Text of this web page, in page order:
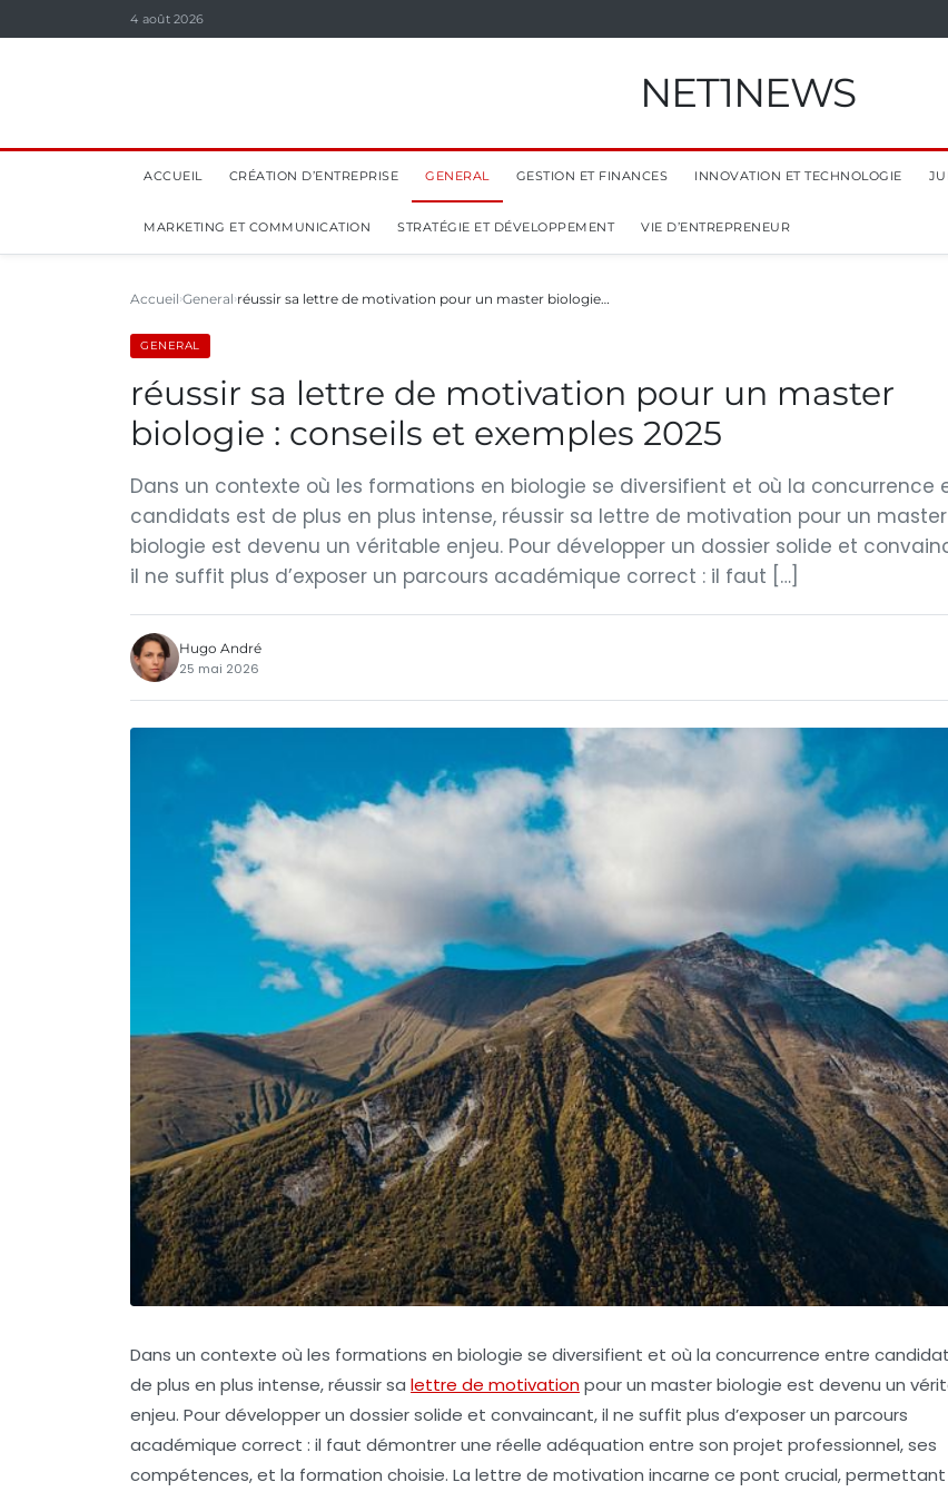
4 août 2026
NET1NEWS
ACCUEIL CRÉATION D’ENTREPRISE GENERAL GESTION ET FINANCES INNOVATION ET TECHNOLOGIE
MARKETING ET COMMUNICATION STRATÉGIE ET DÉVELOPPEMENT VIE D’ENTREPRENEUR
Accueil General réussir sa lettre de motivation pour un master biologie…
GENERAL
réussir sa lettre de motivation pour un master
biologie : conseils et exemples 2025
Dans un contexte où les formations en biologie se diversifient et où la concurrence
candidats est de plus en plus intense, réussir sa lettre de motivation pour un master
biologie est devenu un véritable enjeu. Pour développer un dossier solide et
il ne suffit plus d’exposer un parcours académique correct : il faut […]
Hugo André
25 mai 2026
Dans un contexte où les formations en biologie se diversifient et où la concurrence entre
de plus en plus intense, réussir sa lettre de motivationpour un master biologie est devenu un
enjeu. Pour développer un dossier solide et convaincant, il ne suffit plus d’exposer un parcours
académique correct : il faut démontrer une réelle adéquation entre son projet professionnel, ses
compétences, et la formation choisie. La lettre de motivation incarne ce pont crucial, permettant